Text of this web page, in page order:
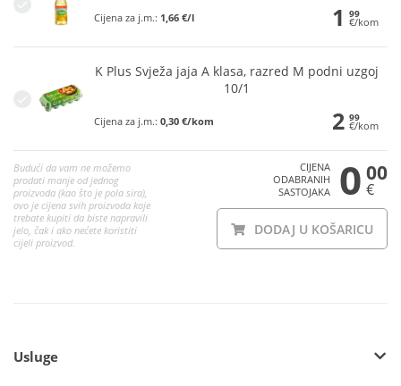
Cijena za j.m.: 1,66 €/l 1 99
€/kom
K Plus Svježa jaja A klasa, razred M podni uzgoj
10/1
Cijena za j.m.: 0,30 €/kom 2 99
€/kom
Budući da vam ne možemo
prodati manje od jednog
proizvoda (kao što je pola sira),
ovo je cijena svih proizvoda koje
trebate kupiti da biste napravili
jelo, čak i ako nećete koristiti
cijeli proizvod.
CIJENA
ODABRANIH
SASTOJAKA
0 00
€
DODAJ U KOŠARICU
Usluge